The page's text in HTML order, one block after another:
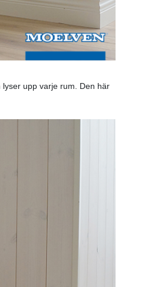
upp varje rum. Den här